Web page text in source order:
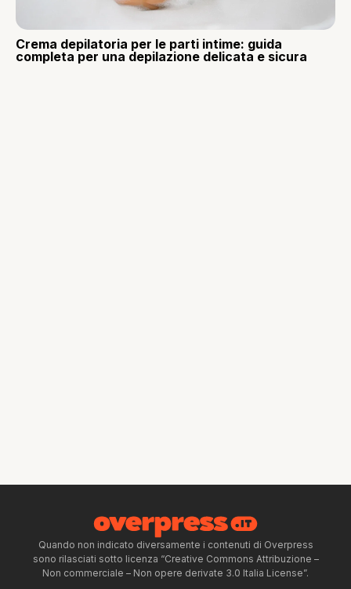
Crema depilatoria per le parti intime: guida
completa per una depilazione delicata e sicura
Quando non indicato diversamente i contenuti di Overpress
sono rilasciati sotto licenza “Creative Commons Attribuzione –
Non commerciale – Non opere derivate 3.0 Italia License”.